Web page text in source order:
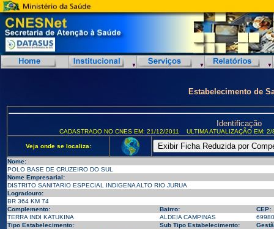
Estabelecimento de
Identificação
CADASTRADO NO CNES EM: 21/12/2011 ULTIMA ATUALIZAÇÃO EM:
Veja onde se localiza:
Nome:
POLO BASE DE CRUZEIRO DO SUL
Nome Empresarial:
DISTRITO SANITARIO ESPECIAL INDIGENA ALTO RIO JURUA
Logradouro:
BR 364 KM 74
Complemento:
Bairro:
CEP:
TERRA INDI KATUKINA
ALDEIA CAMPINAS
Tipo Estabelecimento:
Sub Tipo Estabelecimento: